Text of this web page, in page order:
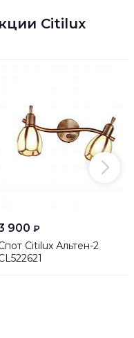
Citilux
900 ₽
Citilux Альтен-2